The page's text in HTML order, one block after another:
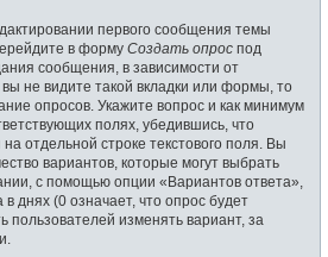
первого сообщения темы
в форму Создать опрос под
сообщения, в зависимости от
не видите такой вкладки или формы, то
опросов. Укажите вопрос и как минимум
полях, убедившись, что
отдельной строке текстового поля. Вы
вариантов, которые могут выбрать
с помощью опции «Вариантов ответа»,
днях (0 означает, что опрос будет
пользователей изменять вариант, за